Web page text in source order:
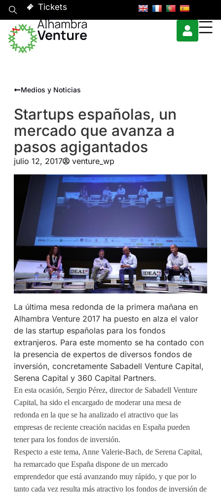
Tickets
Medios y Noticias
Startups españolas, un
mercado que avanza a
pasos agigantados
julio 12, 2017 venture_wp
La última mesa redonda de la primera mañana en
Alhambra Venture 2017 ha puesto en alza el valor
de las startup españolas para los fondos
extranjeros. Para este momento se ha contado con
la presencia de expertos de diversos fondos de
inversión, concretamente Sabadell Venture Capital,
Serena Capital y 360 Capital Partners.
En esta ocasión, Sergio Pérez, director de Sabadell Venture
Capital, ha sido el encargado de moderar una mesa de
redonda en la que se ha analizado el atractivo que las
empresas de reciente creación nacidas en España pueden
tener para los fondos de inversión.
Respecto a este tema, Anne Valerie-Bach, de Serena Capital,
ha remarcado que España dispone de un mercado
emprendedor que está avanzando muy rápido, y que por lo
tanto cada vez resulta más atractivo los fondos de inversión de